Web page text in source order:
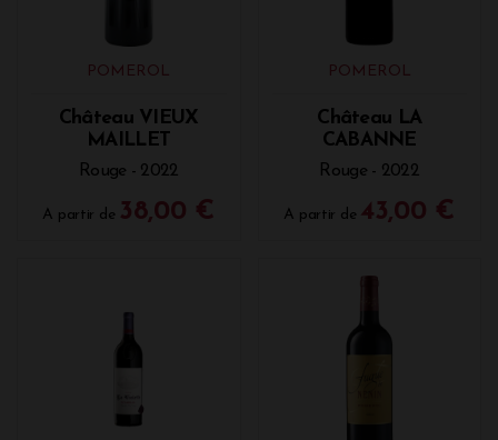
POMEROL
Château VIEUX
MAILLET
Rouge - 2022
A partir de 38,00 €
POMEROL
Château LA
CABANNE
Rouge - 2022
A partir de 43,00 €